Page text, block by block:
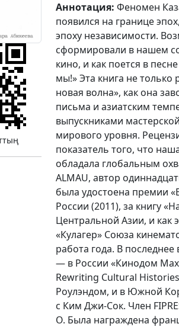
Аннотация: Феномен
появился на границе
эпоху независимости.
сформировали в нашем
кино, и как поется в
мы!» Эта книга не только
новая волна», как она
письма и азиатским
выпускниками
мирового уровня.
показатель того, что
обладала глобальным
ALMAU, автор
была удостоена премии
России (2011), за книгу
Центральной Азии, и как
«Кулагер» Союза
работа года. В
— в России «Кинодом
Rewriting Cultural
Роулэндом, и в Южной
c Ким Джи-Сок. Член
О. Была награждена